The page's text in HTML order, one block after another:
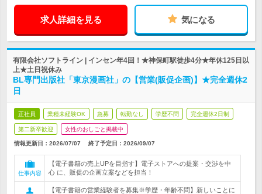
求人詳細を見る 気になる
有限会社ソフトライン | インセン年4回！★神保町駅徒歩4分★年休125日以
上★土日祝休み
BL専門出版社「東京漫画社」の【営業(販促企画)】★完全週休2
日
正社員 業種未経験OK 急募 転勤なし 学歴不問 完全週休2日制
第二新卒歓迎 女性のおしごと掲載中
情報更新日：2026/07/07 終了予定日： 2026/09/07
仕事内容
【電子書籍の売上UPを目指す】電子ストアへの提案・交渉を中
心 に、販促の企画立案などを担当！
【電子書籍の営業経験者を募集※学歴・年齢不問】新しいことに